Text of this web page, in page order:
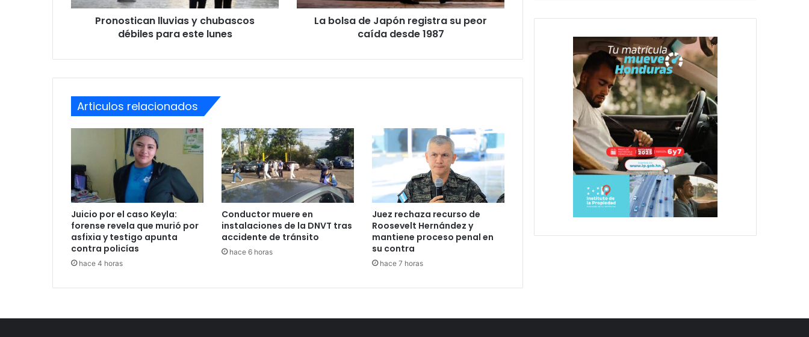
Pronostican lluvias y chubascos
débiles para este lunes
desde
La bolsa de Japón registra su peor
caída desde 1987
Articulos relacionados
Juicio por el caso Keyla:
forense revela que murió por
asfixia y testigo apunta
contra policías
hace 4 horas
Conductor muere en
instalaciones de la DNVT tras
accidente de tránsito
hace 6 horas
Juez rechaza recurso de
Roosevelt Hernández y
mantiene proceso penal en
su contra
hace 7 horas